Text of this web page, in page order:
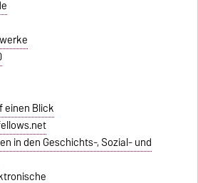
einen Blick
in den Geschichts-, Sozial- und